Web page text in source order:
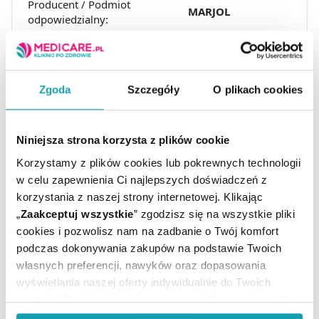
Zgoda Szczegóły O plikach cookies
Niniejsza strona korzysta z plików cookie
Korzystamy z plików cookies lub pokrewnych technologii
w celu zapewnienia Ci najlepszych doświadczeń z
korzystania z naszej strony internetowej. Klikając
„Zaakceptuj wszystkie” zgodzisz się na wszystkie pliki
cookies i pozwolisz nam na zadbanie o Twój komfort
podczas dokonywania zakupów na podstawie Twoich
własnych preferencji, nawyków oraz dopasowania
wyświetlania naszej oferty indywidualnie do Twoich
potrzeb. Część z plików jest nam dodatkowo niezbędna
do prawidłowego działania Portalu oraz jego
Producent / Podmiot
odpowiedzialny:
MARJOL
Przechowywanie:
MOŻE CI SIĘ PRZYDAĆ